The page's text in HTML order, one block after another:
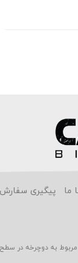
ما پیگیری سفارش
مربوط به دوچرخه در